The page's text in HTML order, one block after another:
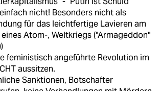
nicht! Besonders nicht als
für das leichtfertige Lavieren am
eines Atom-, Weltkriegs ("Armageddon"
feministisch angeführte Revolution im
aussitzen.
Sanktionen, Botschafter